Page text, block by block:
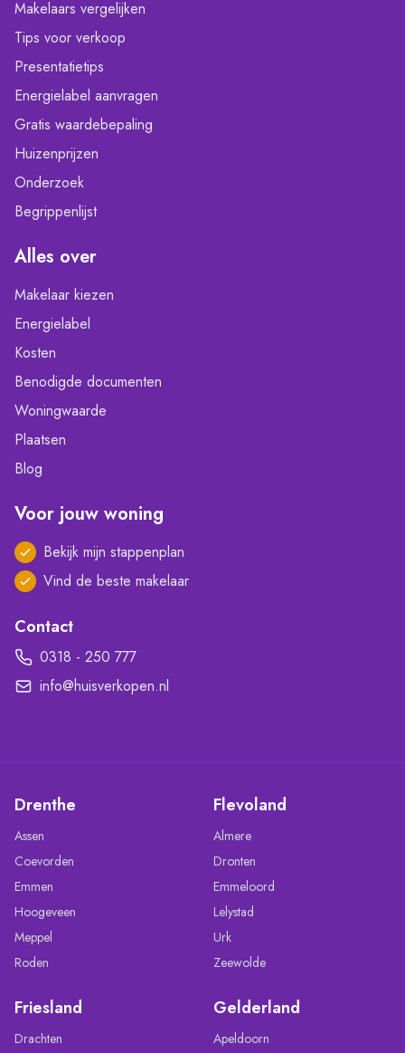
Makelaars vergelijken
Tips voor verkoop
Presentatietips
Energielabel aanvragen
Gratis waardebepaling
Huizenprijzen
Onderzoek
Begrippenlijst
Alles over
Makelaar kiezen
Energielabel
Kosten
Benodigde documenten
Woningwaarde
Plaatsen
Blog
Voor jouw woning
Bekijk mijn stappenplan
Vind de beste makelaar
Contact
0318 - 250 777
info@huisverkopen.nl
Drenthe
Assen
Coevorden
Emmen
Hoogeveen
Meppel
Roden
Flevoland
Almere
Dronten
Emmeloord
Lelystad
Urk
Zeewolde
Friesland
Drachten
Gelderland
Apeldoorn